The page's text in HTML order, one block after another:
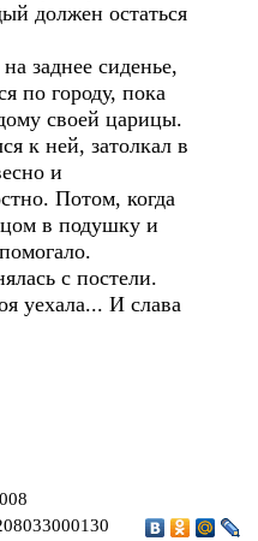
должен остаться
заднее сиденье,
по городу, пока
своей царицы.
к ней, затолкал в
и
Потом, когда
в подушку и
с постели.
уехала... И слава